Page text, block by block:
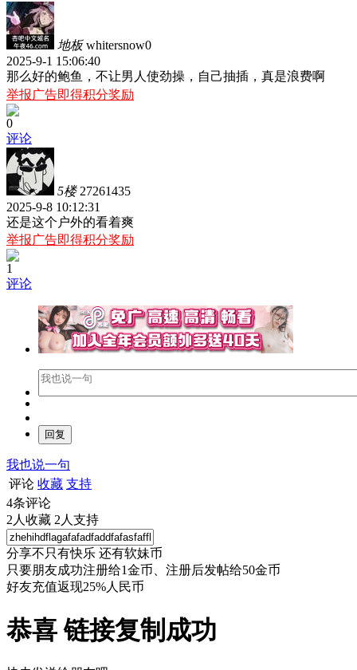
地板 whitersnow0
2025-9-1 15:06:40
那么好的鲍鱼，不让男人使劲操，自己抽插，真是浪费啊
举报广告即得积分奖励
0
评论
5楼 27261435
2025-9-8 10:12:31
还是这个户外的看着爽
举报广告即得积分奖励
1
评论
我也说一句
评论 收藏 支持
4条评论
2人收藏 2人支持
分享不只有快乐 还有软妹币
只要朋友成功注册给1金币、注册后发帖给50金币
好友充值返现25%人民币
恭喜 链接复制成功